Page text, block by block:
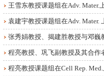
王雪东教授课题组在Adv. Mater.
袁建宇教授课题组在Adv. Mater.
张秀娟教授、揭建胜教授与邓巍
程亮教授、巩飞副教授及其合作
程亮教授课题组在Cell Rep.